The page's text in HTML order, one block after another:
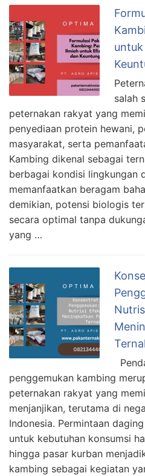
,
B
u
d
a
y
a
C
a
r
a
T
e
r
n
a
k
,
K
u
n
c
i
S
u
k
s
salah
peternakan rakyat yang
penyediaan protein hewani,
masyarakat, serta
Kambing dikenal sebagai
berbagai kondisi lingkungan
memanfaatkan beragam
demikian, potensi biologis
secara optimal tanpa
yang …
penggemukan kambing
peternakan rakyat yang
menjanjikan, terutama di
Indonesia. Permintaan
untuk kebutuhan konsumsi
hingga pasar kurban
kambing sebagai kegiatan